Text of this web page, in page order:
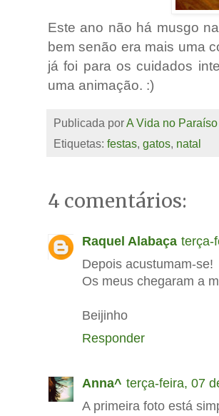
Este ano não há musgo
bem senão era mais uma
já foi para os cuidados
uma animação. :)
Publicada porA Vida no Paraíso
Etiquetas: festas, gatos, natal
4 comentários:
Raquel Alabaça terça-
Depois acustumam-se!
Os meus chegaram a
Beijinho
Responder
Anna^ terça-feira, 07
A primeira foto está